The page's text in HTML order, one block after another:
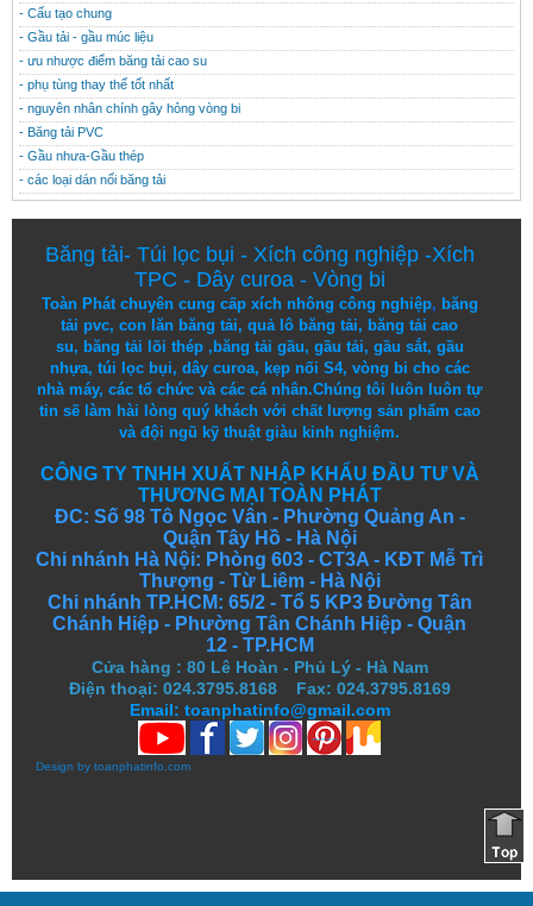
- Cấu tạo chung
- Gầu tải - gầu múc liệu
- ưu nhược điểm băng tải cao su
- phụ tùng thay thế tốt nhất
- nguyên nhân chính gây hỏng vòng bi
- Băng tải PVC
- Gầu nhưa-Gầu thép
- các loại dán nối băng tải
Băng tải- Túi lọc bụi - Xích công nghiệp-Xích
TPC - Dây curoa- Vòng bi
Toàn Phát chuyên cung cấp xích nhông công nghiệp, băng
tải pvc,con lăn băng tải,quả lô băng tải, băng tải cao
su, băng tải lõi thép, băng tải gầu, gầu tải, gầu sắt, gầu
nhựa, túi lọc bụi, dây curoa, kẹp nối S4, vòng bi cho các
nhà máy, các tổ chức và các cá nhân.Chúng tôi luôn luôn tự
tin sẽ làm hài lòng quý khách với chất lượng sảnphẩm cao
vàđội ngũ kỹ thuậtgiàu kinh nghiệm.
CÔNG TY TNHH XUẤT NHẬP KHẨU ĐẦU TƯ VÀ
THƯƠNG MẠI TOÀN PHÁT
ĐC: Số 98 Tô Ngọc Vân - Phường Quảng An -
Quận Tây Hồ - Hà Nội
Chi nhánh Hà Nội: Phòng 603 - CT3A - KĐT Mễ Trì
Thượng - Từ Liêm - Hà Nội
Chi nhánh TP.HCM: 65/2 - Tổ 5 KP3 Đường Tân
Chánh Hiệp - Phường Tân Chánh Hiệp - Quận
12 - TP.HCM
Cửa hàng : 80 Lê Hoàn - Phủ Lý - Hà Nam
Điện thoại: 024.3795.8168 Fax: 024.3795.8169
Email: toanphatinfo@gmail.com
Design by toanphatinfo.com